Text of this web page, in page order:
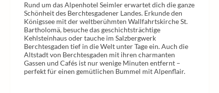
Rund um das Alpenhotel Seimler erwartet dich die ganze
Schönheit des Berchtesgadener Landes. Erkunde den
Königssee mit der weltberühmten Wallfahrtskirche St.
Bartholomä, besuche das geschichtsträchtige
Kehlsteinhaus oder tauche im Salzbergwerk
Berchtesgaden tief in die Welt unter Tage ein. Auch die
Altstadt von Berchtesgaden mit ihren charmanten
Gassen und Cafés ist nur wenige Minuten entfernt –
perfekt für einen gemütlichen Bummel mit Alpenflair.